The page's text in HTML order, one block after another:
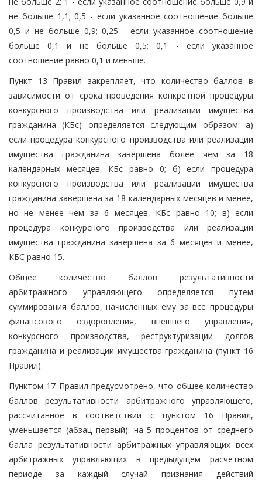
не больше 1,1; 0,5 - если указанное соотношение больше
0,5 и не больше 0,9; 0,25 - если указанное соотношение
больше 0,1 и не больше 0,5; 0,1 - если указанное
соотношение равно 0,1 и меньше.
Пункт 13 Правил закрепляет, что количество баллов в
зависимости от срока проведения конкретной процедуры
конкурсного производства или реализации имущества
гражданина (КБс) определяется следующим образом: а)
если процедура конкурсного производства или реализации
имущества гражданина завершена более чем за 18
календарных месяцев, КБс равно 0; б) если процедура
конкурсного производства или реализации имущества
гражданина завершена за 18 календарных месяцев и менее,
но не менее чем за 6 месяцев, КБс равно 10; в) если
процедура конкурсного производства или реализации
имущества гражданина завершена за 6 месяцев и менее,
КБС равно 15.
Общее количество баллов результативности
арбитражного управляющего определяется путем
суммирования баллов, начисленных ему за все процедуры
финансового оздоровления, внешнего управления,
конкурсного производства, реструктуризации долгов
гражданина и реализации имущества гражданина (пункт 16
Правил).
Пунктом 17 Правил предусмотрено, что общее количество
баллов результативности арбитражного управляющего,
рассчитанное в соответствии с пунктом 16 Правил,
уменьшается (абзац первый): на 5 процентов от среднего
балла результативности арбитражных управляющих всех
арбитражных управляющих в предыдущем расчетном
периоде за каждый случай признания действий